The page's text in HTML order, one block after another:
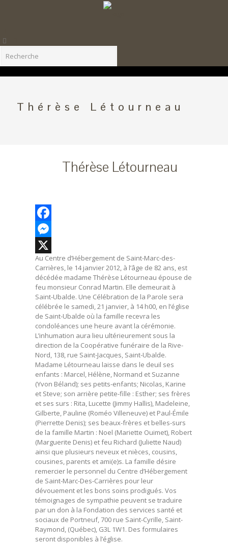
Thérèse Létourneau
Thérèse Létourneau
Facebook
Messenger
X
Au Centre d’Hébergement de Saint-Marc-des-
Carrières, le 14 janvier 2012, à l’âge de 82 ans, est
décédée madame Thérèse Létourneau épouse de
feu monsieur Conrad Martin. Elle demeurait à
Saint-Ubalde. Une Célébration de la Parole sera
célébrée le samedi, 21 janvier, à 14 h00, en l’église
de Saint-Ubalde où la famille recevra les
condoléances une heure avant la cérémonie.
L’inhumation aura lieu ultérieurement sous la
direction de la Coopérative funéraire de la Rive-
Nord, 138, rue Saint-Jacques, Saint-Ubalde.
Madame Létourneau laisse dans le deuil ses
enfants : Marcel, Hélène, Normand et Suzanne
(Yvon Béland); ses petits-enfants; Nicolas, Karine
et Steve; son arrière petite-fille : Esther; ses frères
et ses surs : Rita, Lucette (Jimmy Hallis), Madeleine,
Gilberte, Pauline (Roméo Villeneuve) et Paul-Émile
(Pierrette Denis); ses beaux-frères et belles-surs
de la famille Martin : Noel (Mariette Ouimet), Robert
(Marguerite Denis) et feu Richard (Juliette Naud)
ainsi que plusieurs neveux et nièces, cousins,
cousines, parents et ami(e)s. La famille désire
remercier le personnel du Centre d’Hébergement
de Saint-Marc-Des-Carrières pour leur
dévouement et les bons soins prodigués. Vos
témoignages de sympathie peuvent se traduire
par un don à la Fondation des services santé et
sociaux de Portneuf, 700 rue Saint-Cyrille, Saint-
Raymond, (Québec), G3L 1W1. Des formulaires
seront disponibles à l’église.